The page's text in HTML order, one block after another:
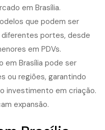
em Brasília.
que podem ser
portes, desde
em PDVs.
em Brasília pode ser
ou regiões, garantindo
investimento em criação.
expansão.